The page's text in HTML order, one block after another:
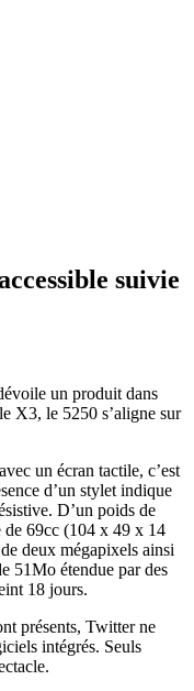
suivie
un produit dans
X3, le 5250 s’aligne sur
un écran tactile, c’est
d’un stylet indique
D’un poids de
de 69cc (104 x 49 x 14
deux mégapixels ainsi
51Mo étendue par des
18 jours.
présents, Twitter ne
intégrés. Seuls